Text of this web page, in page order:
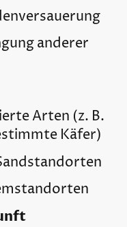
anderer
Arten (z. B.
Käfer)